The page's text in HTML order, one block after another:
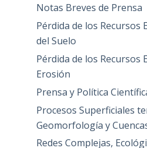
Notas Breves de Prensa
Pérdida de los Recursos
del Suelo
Pérdida de los Recursos
Erosión
Prensa y Política
Procesos Superficiales
Geomorfología y
Redes Complejas,